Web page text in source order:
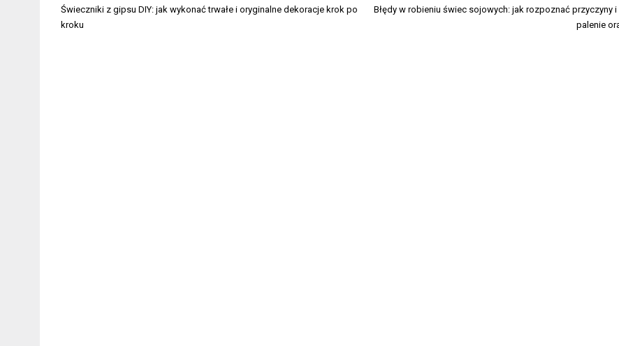
Nawigacja
wpisu
Świeczniki z gipsu DIY: jak wykonać trwałe i oryginalne dekoracje krok po
kroku
Błędy w robieniu świec sojowych: jak rozpoznać przyczyny
palenie